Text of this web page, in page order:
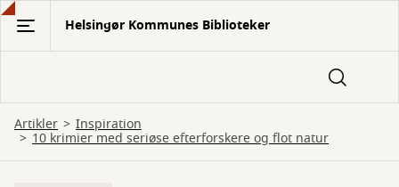
Gå
hovedindhold
Helsingør Kommunes Biblioteker
Artikler Inspiration
10 krimier med seriøse efterforskere og flot natur